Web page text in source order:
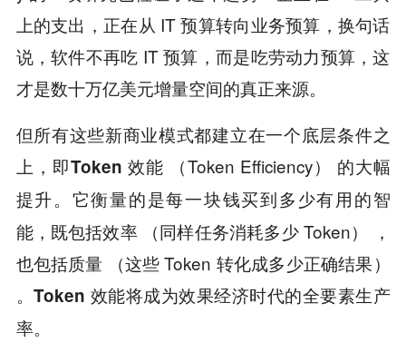
上的支出，正在从 IT 预算转向业务预算，换句话
说，软件不再吃 IT 预算，而是吃劳动力预算，这
才是数十万亿美元增量空间的真正来源。
但所有这些新商业模式都建立在一个底层条件之
上， 即Token 效能 （Token Efficiency） 的大幅
提升。 它衡量的是每一块钱买到多少有用的智
能，既包括效率 （同样任务消耗多少 Token） ，
也包括质量 （这些 Token 转化成多少正确结果）
。 Token 效能将成为效果经济时代的全要素生产
率。